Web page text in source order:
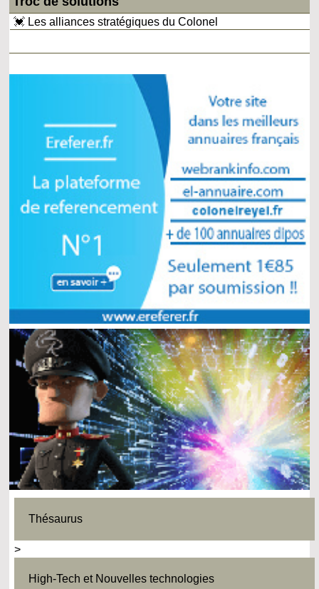
💓 Les alliances stratégiques du Colonel
Thésaurus
>
High-Tech et Nouvelles technologies